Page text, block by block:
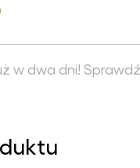
w dwa dni! Sprawdź